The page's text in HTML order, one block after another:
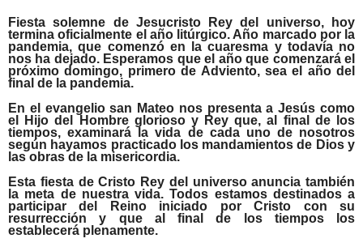
Fiesta solemne de Jesucristo Rey del universo, hoy
termina oficialmente el año litúrgico. Año marcado por la
pandemia, que comenzó en la cuaresma y todavía no
nos ha dejado. Esperamos que el año que comenzará el
próximo domingo, primero de Adviento, sea el año del
final de la pandemia.
En el evangelio san Mateo nos presenta a Jesús como
el Hijo del Hombre glorioso y Rey que, al final de los
tiempos, examinará la vida de cada uno de nosotros
según hayamos practicado los mandamientos de Dios y
las obras de la misericordia.
Esta fiesta de Cristo Rey del universo anuncia también
la meta de nuestra vida. Todos estamos destinados a
participar del Reino iniciado por Cristo con su
resurrección y que al final de los tiempos los
establecerá plenamente.